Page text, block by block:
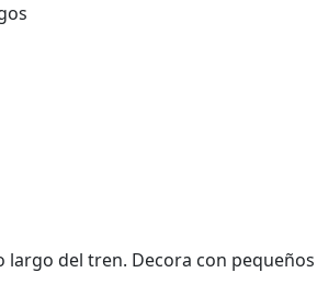
largo del tren. Decora con pequeños